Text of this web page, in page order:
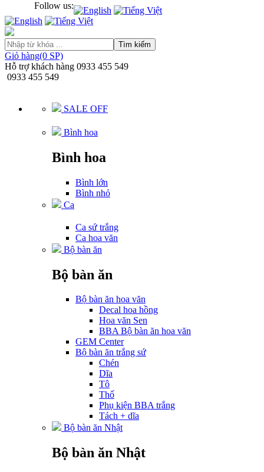
Follow us:
Tìm kiếm
Giỏ hàng(0 SP)
Hỗ trợ khách hàng 0933 455 549
0933 455 549
SALE OFF
Bình hoa
Bình hoa
Bình lớn
Bình nhỏ
Ca
Ca sứ trắng
Ca hoa văn
Bộ bàn ăn
Bộ bàn ăn
Bộ bàn ăn hoa văn
Decal hoa hồng
Hoa văn Sen
BBA Bộ bàn ăn hoa văn
GEM Center
Bộ bàn ăn trắng sứ
Chén
Dĩa
Tô
Thố
Phụ kiện BBA trắng
Tách + dĩa
Bộ bàn ăn Nhật
Bộ bàn ăn Nhật